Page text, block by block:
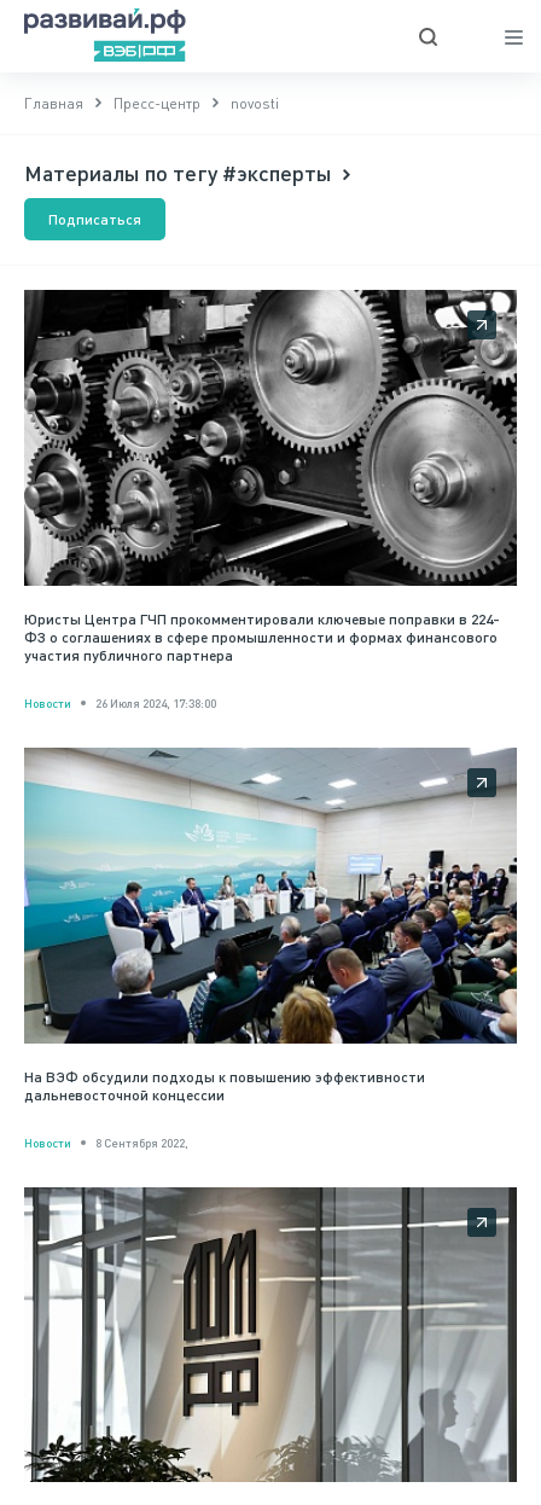
Главная Пресс-центр novosti
Материалы по тегу #эксперты
Подписаться
Юристы Центра ГЧП прокомментировали ключевые поправки в 224-
ФЗ о соглашениях в сфере промышленности и формах финансового
участия публичного партнера
Новости 26 Июля 2024, 17:38:00
На ВЭФ обсудили подходы к повышению эффективности
дальневосточной концессии
Новости 8 Сентября 2022,